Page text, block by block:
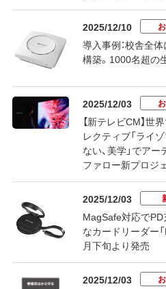
2025/12/10
導入事例：校舎全
構築。1000名超の
2025/12/03
【新テレビCM】世
レクティブ「ライ
ない、美学」でア
ファロー新プロジ
2025/12/03
MagSafe対応で
なカードリーダー
月下旬より発売
2025/12/03